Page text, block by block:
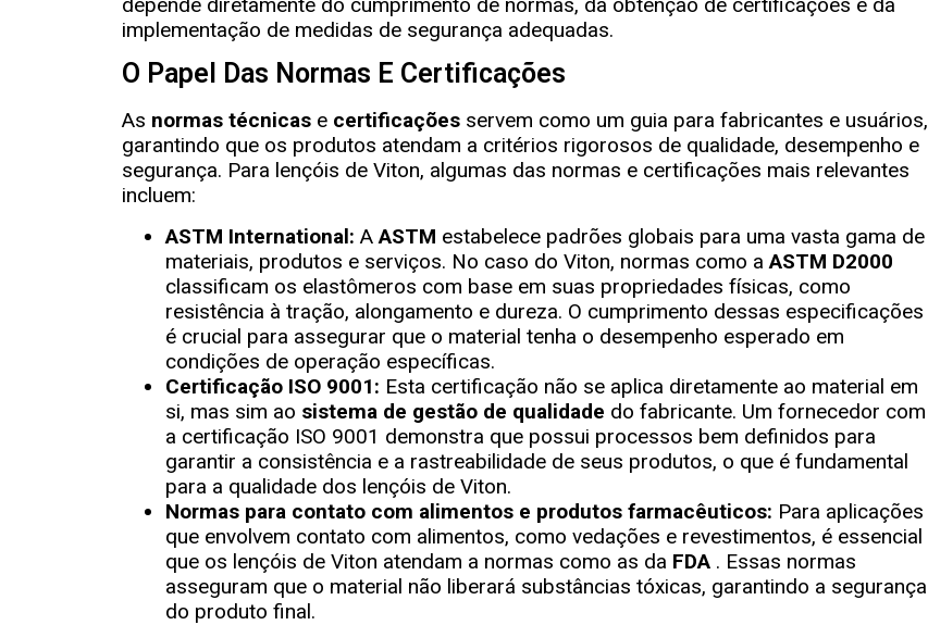
implementação de medidas de segurança adequadas.
O Papel Das Normas E Certificações
As normas técnicas e certificações servem como um guia para fabricantes e usuários,
garantindo que os produtos atendam a critérios rigorosos de qualidade, desempenho e
segurança. Para lençóis de Viton, algumas das normas e certificações mais relevantes
incluem:
ASTM International: A ASTM estabelece padrões globais para uma vasta gama de
materiais, produtos e serviços. No caso do Viton, normas como a ASTM D2000
classificam os elastômeros com base em suas propriedades físicas, como
resistência à tração, alongamento e dureza. O cumprimento dessas especificações
é crucial para assegurar que o material tenha o desempenho esperado em
condições de operação específicas.
Certificação ISO 9001: Esta certificação não se aplica diretamente ao material em
si, mas sim ao sistema de gestão de qualidade do fabricante. Um fornecedor com
a certificação ISO 9001 demonstra que possui processos bem definidos para
garantir a consistência e a rastreabilidade de seus produtos, o que é fundamental
para a qualidade dos lençóis de Viton.
Normas para contato com alimentos e produtos farmacêuticos: Para aplicações
que envolvem contato com alimentos, como vedações e revestimentos, é essencial
que os lençóis de Viton atendam a normas como as da FDA . Essas normas
asseguram que o material não liberará substâncias tóxicas, garantindo a segurança
do produto final.